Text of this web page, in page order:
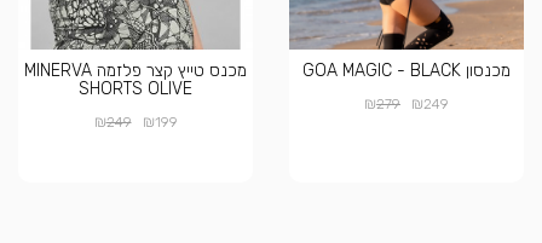
מכנסון GOA MAGIC - BLACK
₪249
₪279
מכנס טייץ קצר פלזמה MINERVA
SHORTS OLIVE
₪199
₪249